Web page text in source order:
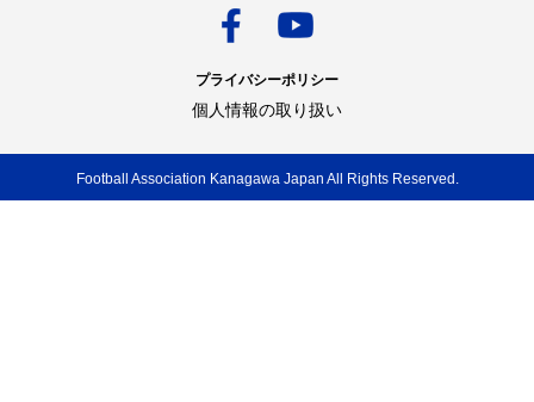
プライバシーポリシー
個人情報の取り扱い
Football Association Kanagawa Japan All Rights Reserved.